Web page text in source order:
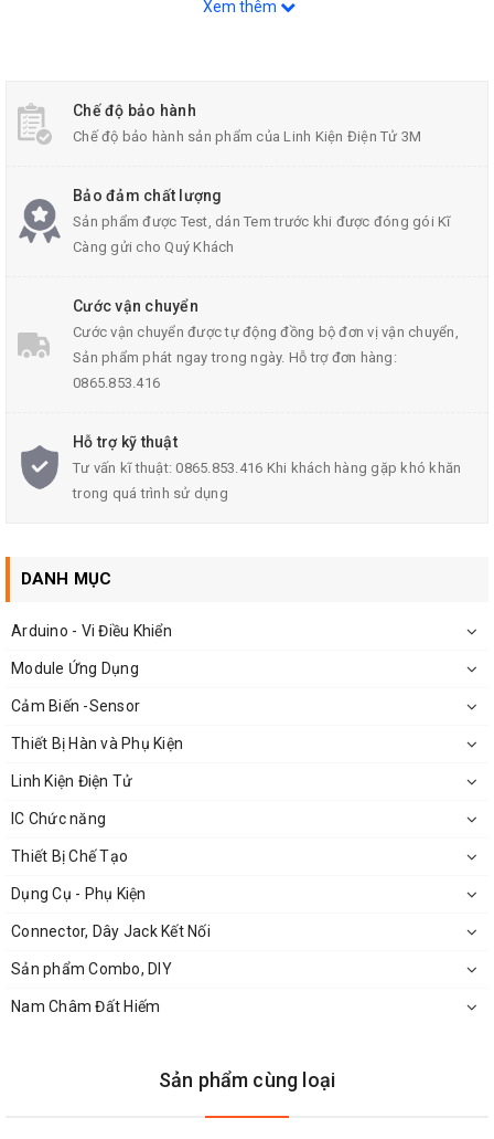
Thông Số Kỹ Thuật Quạt Tản Nhiệt Sunon:
Điện áp: 5V
Công suất: 0.6W
Trọng lượng: 15g
Xem thêm
Chế độ bảo hành
Chế độ bảo hành sản phẩm của Linh Kiện Điện Tử 3M
Bảo đảm chất lượng
Sản phẩm được Test, dán Tem trước khi được đóng gói Kĩ
Càng gửi cho Quý Khách
Cước vận chuyển
Cước vận chuyển được tự động đồng bộ đơn vị vận chuyển,
Sản phẩm phát ngay trong ngày. Hỗ trợ đơn hàng:
0865.853.416
Hỗ trợ kỹ thuật
Tư vấn kĩ thuật: 0865.853.416 Khi khách hàng gặp khó khăn
trong quá trình sử dụng
DANH MỤC
Arduino - Vi Điều Khiển
Module Ứng Dụng
Cảm Biến -Sensor
Thiết Bị Hàn và Phụ Kiện
Linh Kiện Điện Tử
IC Chức năng
Thiết Bị Chế Tạo
Dụng Cụ - Phụ Kiện
Connector, Dây Jack Kết Nối
Sản phẩm Combo, DIY
Nam Châm Đất Hiếm
Sản phẩm cùng loại